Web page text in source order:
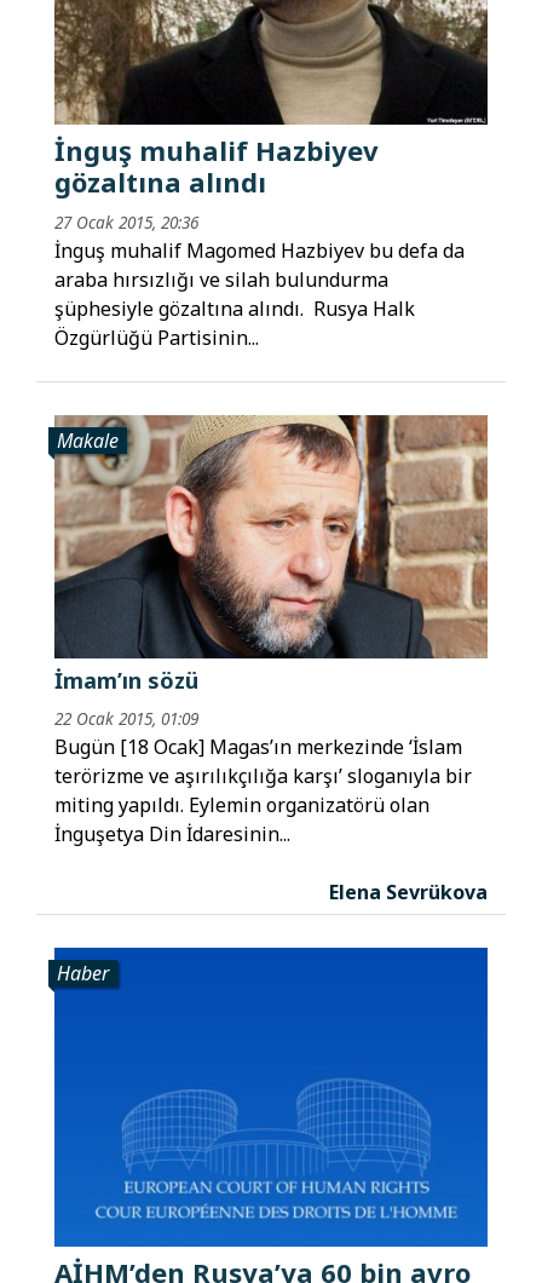
İnguş muhalif Hazbiyev
gözaltına alındı
27 Ocak 2015, 20:36
İnguş muhalif Magomed Hazbiyev bu defa da
araba hırsızlığı ve silah bulundurma
şüphesiyle gözaltına alındı. Rusya Halk
Özgürlüğü Partisinin...
Makale
İmam’ın sözü
22 Ocak 2015, 01:09
Bugün [18 Ocak] Magas’ın merkezinde ‘İslam
terörizme ve aşırılıkçılığa karşı’ sloganıyla bir
miting yapıldı. Eylemin organizatörü olan
İnguşetya Din İdaresinin...
Elena Sevrükova
Haber
AİHM’den Rusya’ya 60 bin avro